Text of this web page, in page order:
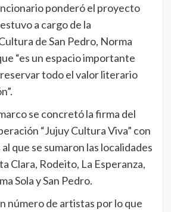
ponderó el proyecto
a cargo de la
de San Pedro, Norma
“es un espacio importante
todo el valor literario
se concretó la firma del
“Jujuy Cultura Viva” con
que se sumaron las localidades
Clara, Rodeito, La Esperanza,
Sola y San Pedro.
número de artistas por lo que